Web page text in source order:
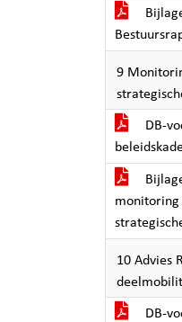
9
DB-
monitoring
10 Advies
DB-